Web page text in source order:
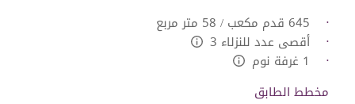
645 قدم مكعب / 58 متر مربع
أقصى عدد للنزلاء 3
1 غرفة نوم
مخطط الطابق